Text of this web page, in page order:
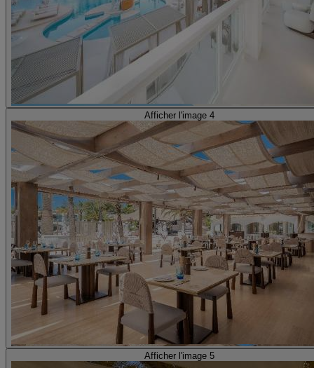
Afficher l'image 4
Afficher l'image 5